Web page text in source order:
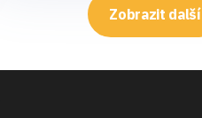
Zobrazit další